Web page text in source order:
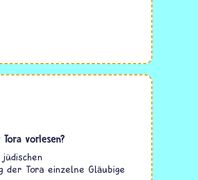
vorlesen?
der Tora einzelne Gläubige